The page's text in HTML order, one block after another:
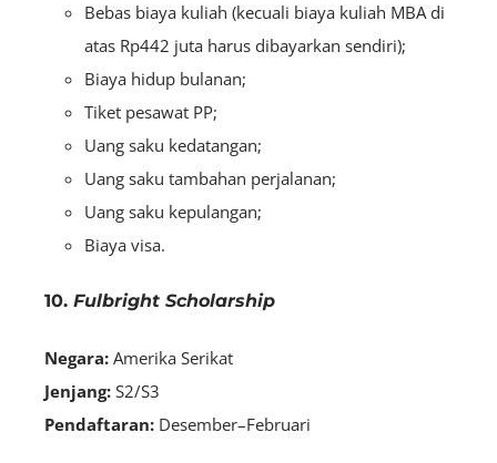
Bebas biaya kuliah (kecuali biaya kuliah MBA di
atas Rp442 juta harus dibayarkan sendiri);
Biaya hidup bulanan;
Tiket pesawat PP;
Uang saku kedatangan;
Uang saku tambahan perjalanan;
Uang saku kepulangan;
Biaya visa.
10. Fulbright Scholarship
Negara: Amerika Serikat
Jenjang: S2/S3
Pendaftaran: Desember–Februari